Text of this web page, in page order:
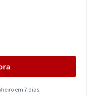
em 7 dias.